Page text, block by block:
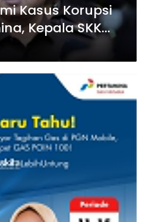
Kasus Korupsi
Kepala SKK